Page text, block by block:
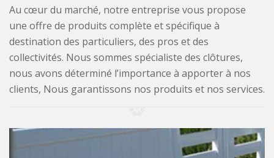
Au cœur du marché, notre entreprise vous propose
une offre de produits complète et spécifique à
destination des particuliers, des pros et des
collectivités. Nous sommes spécialiste des clôtures,
nous avons déterminé l’importance à apporter à nos
clients, Nous garantissons nos produits et nos services.